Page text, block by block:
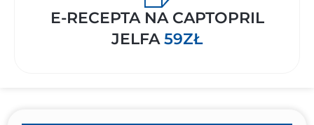
E-RECEPTA NA CAPTOPRIL
JELFA59ZŁ